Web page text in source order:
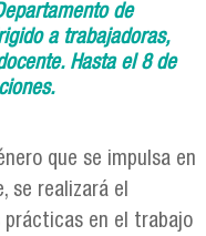
de
a trabajadoras,
Hasta el 8 de
que se impulsa en
se realizará el
prácticas en el trabajo